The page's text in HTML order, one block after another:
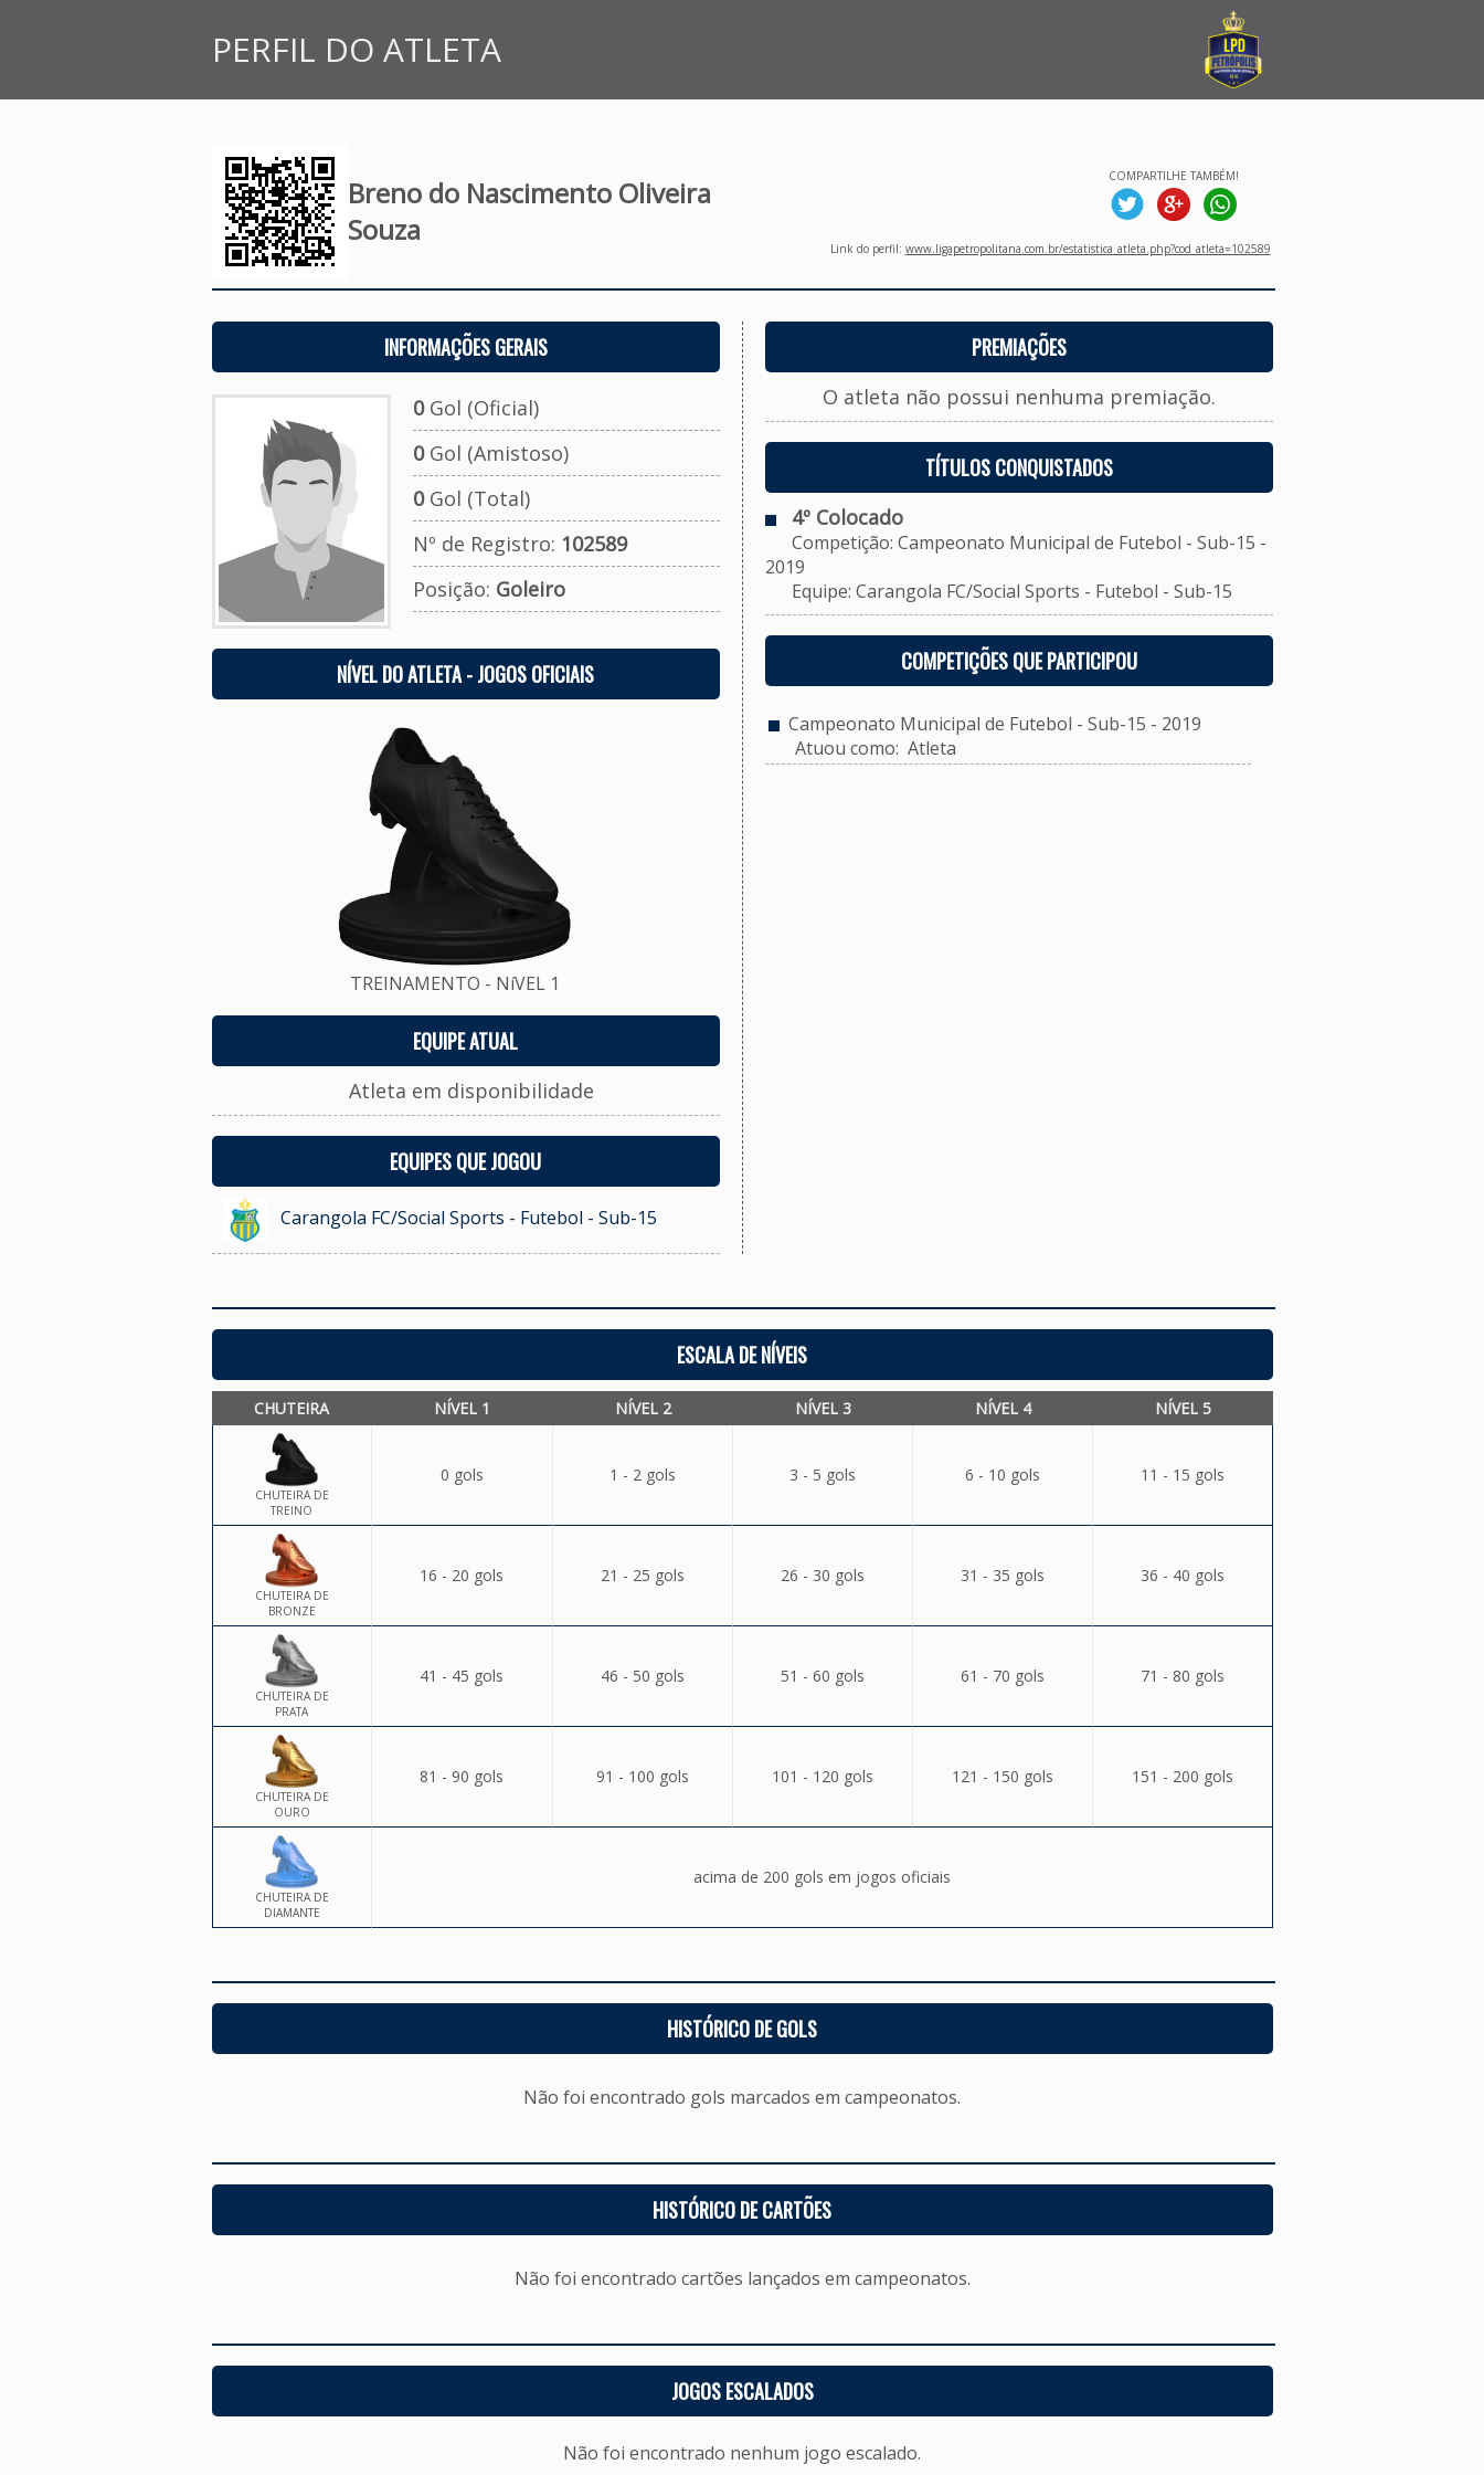
PERFIL DO ATLETA
Breno do Nascimento Oliveira
Souza
COMPARTILHE TAMBÉM!
Link do perfil: www.ligapetropolitana.com.br/estatistica_atleta.php?cod_atleta=102589
INFORMAÇÕES GERAIS
0Gol (Oficial)
0Gol (Amistoso)
0Gol (Total)
Nº de Registro: 102589
Posição: Goleiro
NÍVEL DO ATLETA - JOGOS OFICIAIS
TREINAMENTO - NíVEL 1
EQUIPE ATUAL
Atleta em disponibilidade
EQUIPES QUE JOGOU
Carangola FC/Social Sports - Futebol - Sub-15
PREMIAÇÕES
O atleta não possui nenhuma premiação.
TÍTULOS CONQUISTADOS
4º Colocado
Competição: Campeonato Municipal de Futebol - Sub-15 -
2019
Equipe: Carangola FC/Social Sports - Futebol - Sub-15
COMPETIÇÕES QUE PARTICIPOU
Campeonato Municipal de Futebol - Sub-15 - 2019
Atuou como: Atleta
ESCALA DE NÍVEIS
CHUTEIRA NÍVEL 1 NÍVEL 2 NÍVEL 3 NÍVEL 4 NÍVEL 5
CHUTEIRA DE
TREINO
0 gols 1 - 2 gols 3 - 5 gols 6 - 10 gols 11 - 15 gols
CHUTEIRA DE
BRONZE
16 - 20 gols 21 - 25 gols 26 - 30 gols 31 - 35 gols 36 - 40 gols
CHUTEIRA DE
PRATA
41 - 45 gols 46 - 50 gols 51 - 60 gols 61 - 70 gols 71 - 80 gols
CHUTEIRA DE
OURO
81 - 90 gols 91 - 100 gols 101 - 120 gols 121 - 150 gols 151 - 200 gols
CHUTEIRA DE
DIAMANTE
acima de 200 gols em jogos oficiais
HISTÓRICO DE GOLS
Não foi encontrado gols marcados em campeonatos.
HISTÓRICO DE CARTÕES
Não foi encontrado cartões lançados em campeonatos.
JOGOS ESCALADOS
Não foi encontrado nenhum jogo escalado.